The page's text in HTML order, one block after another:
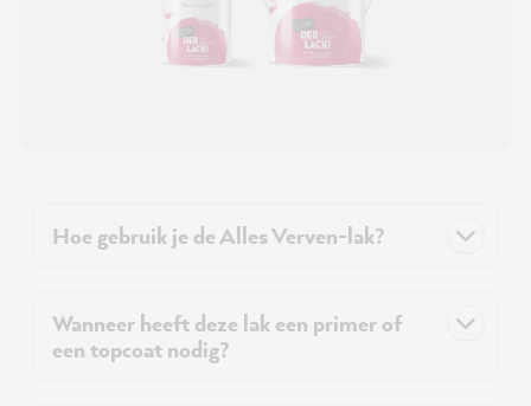
Hoe gebruik je de Alles Verven-lak?
Wanneer heeft deze lak een primer of
een topcoat nodig?